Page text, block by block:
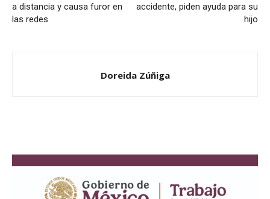
a distancia y causa furor en
las redes
accidente, piden ayuda para su
hijo
Doreida Zúñiga